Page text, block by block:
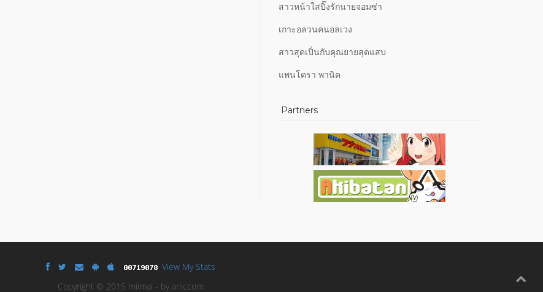
สาวหน้าใสปิ๊งรักนายจอมซ่า
เกาะอลวนคนอลเวง
สาวสุดเปิ่นกับคุณยายสุดแสบ
แพนโดรา พานิค
Partners
View My Stats
Copyright © 2015 miimai - by aniccom